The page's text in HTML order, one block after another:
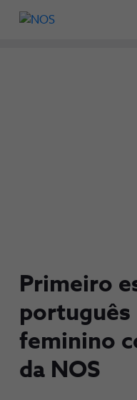
Primeiro
português
feminino
da NOS